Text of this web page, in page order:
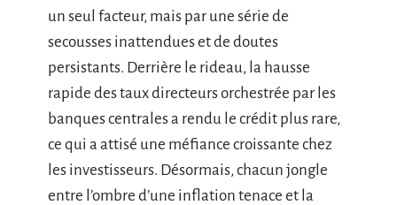
un seul facteur, mais par une série de
secousses inattendues et de doutes
persistants. Derrière le rideau, la hausse
rapide des taux directeurs orchestrée par les
banques centrales a rendu le crédit plus rare,
ce qui a attisé une méfiance croissante chez
les investisseurs. Désormais, chacun jongle
entre l’ombre d’une inflation tenace et la